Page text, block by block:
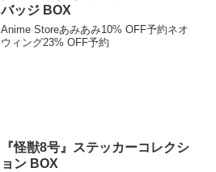
バッジ BOX
Anime Storeあみあみ10% OFF予約ネオ
ウィング23% OFF予約
『怪獣8号』ステッカーコレクシ
ョン BOX